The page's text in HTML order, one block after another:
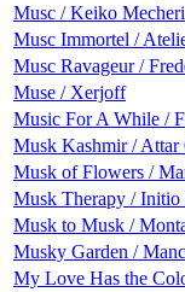
Musc / Keiko Mecheri
Musc Immortel /
Musc Ravageur /
Muse / Xerjoff
Music For A While /
Musk Kashmir / Attar
Musk of Flowers /
Musk Therapy / Initio
Musk to Musk /
Musky Garden /
My Love Has the